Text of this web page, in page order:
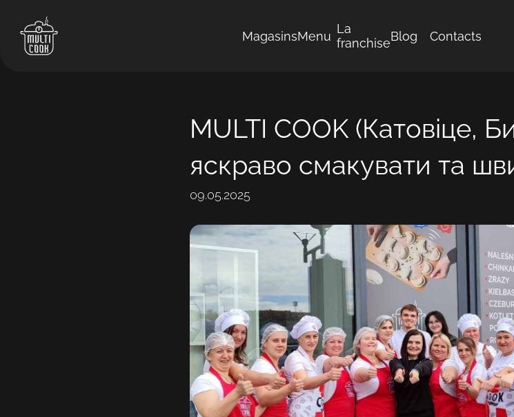
MagasinsMenu La
franchiseBlog Contacts
MULTI COOK (Катовіце,
яскраво смакувати та
09.05.2025